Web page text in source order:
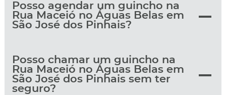
Posso agendar um guincho na
Rua Maceió no Águas Belas em
São José dos Pinhais?
Posso chamar um guincho na
Rua Maceió no Águas Belas em
São José dos Pinhais sem ter
seguro?